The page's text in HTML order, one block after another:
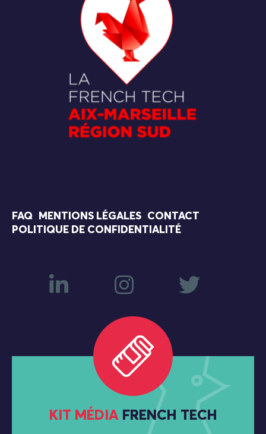
FAQ MENTIONS LÉGALES
CONTACT
POLITIQUE DE CONFIDENTIALITÉ
KIT MÉDIA FRENCH TECH